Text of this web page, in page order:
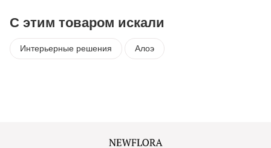
С этим товаром искали
Интерьерные решения Алоэ